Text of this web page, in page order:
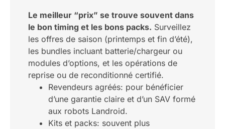
Le meilleur “prix” se trouve souvent dans
le bon timing et les bons packs. Surveillez
les offres de saison (printemps et fin d’été),
les bundles incluant batterie/chargeur ou
modules d’options, et les opérations de
reprise ou de reconditionné certifié.
Revendeurs agréés: pour bénéficier
d’une garantie claire et d’un SAV formé
aux robots Landroid.
Kits et packs: souvent plus